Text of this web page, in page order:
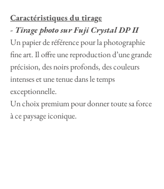
Caractéristiques du tirage
- Tirage photo sur Fuji Crystal DP II
Un papier de référence pour la photographie
fine art. Il offre une reproduction d’une grande
précision, des noirs profonds, des couleurs
intenses et une tenue dans le temps
exceptionnelle.
Un choix premium pour donner toute sa force
à ce paysage iconique.